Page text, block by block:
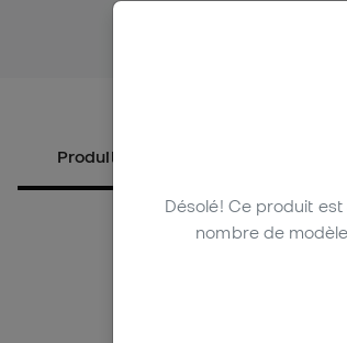
Produits alternatifs
Désolé! Ce produit
nombre de